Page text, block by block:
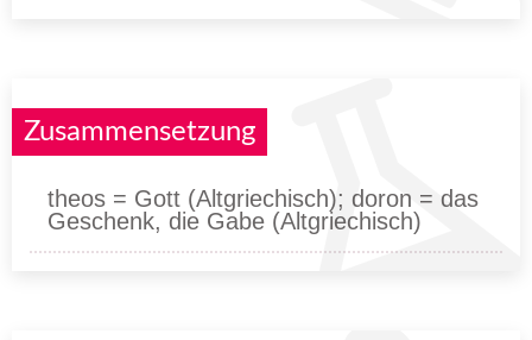
Zusammensetzung
theos = Gott (Altgriechisch); doron = das
Geschenk, die Gabe (Altgriechisch)